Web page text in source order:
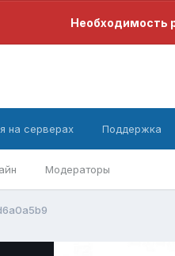
Необходимость
Модераторы
на серверах Поддержка